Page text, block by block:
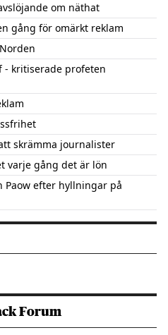
om näthat
gång för omärkt reklam
- kritiserade profeten
skrämma journalister
varje gång det är lön
Paow efter hyllningar på
Forum